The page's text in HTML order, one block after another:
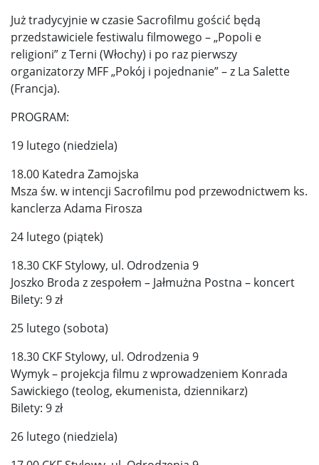
Już tradycyjnie w czasie Sacrofilmu gościć będą
przedstawiciele festiwalu filmowego – „Popoli e
religioni” z Terni (Włochy) i po raz pierwszy
organizatorzy MFF „Pokój i pojednanie” – z La Salette
(Francja).
PROGRAM:
19 lutego (niedziela)
18.00 Katedra Zamojska
Msza św. w intencji Sacrofilmu pod przewodnictwem ks.
kanclerza Adama Firosza
24 lutego (piątek)
18.30 CKF Stylowy, ul. Odrodzenia 9
Joszko Broda z zespołem – Jałmużna Postna – koncert
Bilety: 9 zł
25 lutego (sobota)
18.30 CKF Stylowy, ul. Odrodzenia 9
Wymyk – projekcja filmu z wprowadzeniem Konrada
Sawickiego (teolog, ekumenista, dziennikarz)
Bilety: 9 zł
26 lutego (niedziela)